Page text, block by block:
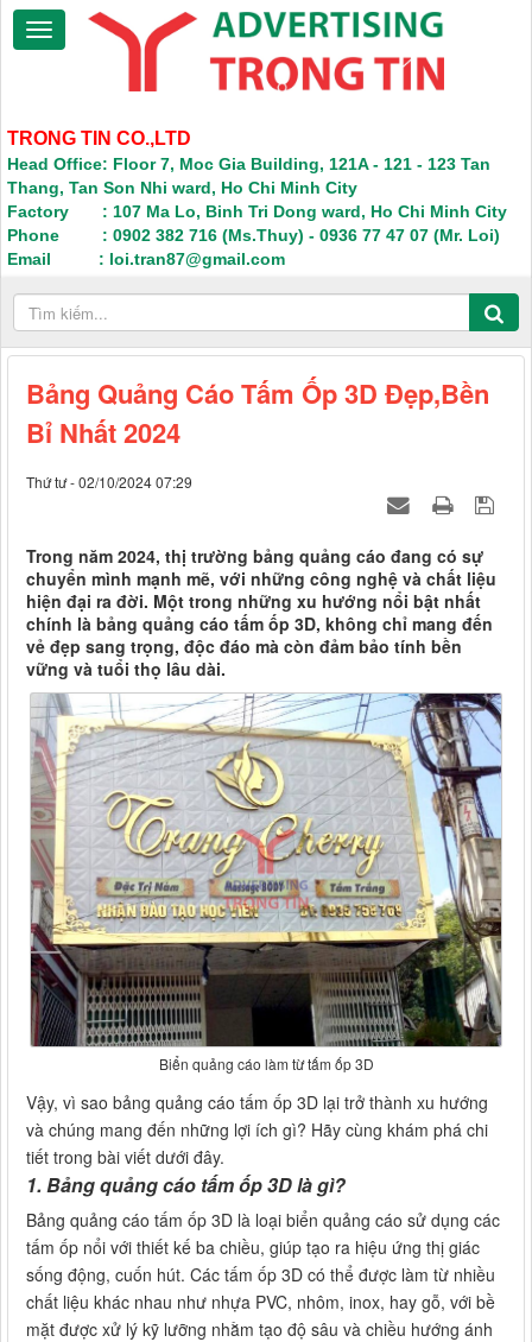
TRONG TIN CO.,LTD
Head Office: Floor 7, Moc Gia Building, 121A - 121 - 123 Tan
Thang, Tan Son Nhi ward, Ho Chi Minh City
Factory : 107 Ma Lo, Binh Tri Dong ward, Ho Chi Minh City
Phone : 0902 382 716 (Ms.Thuy) - 0936 77 47 07 (Mr. Loi)
Email : loi.tran87@gmail.com
Bảng Quảng Cáo Tấm Ốp 3D Đẹp,Bền
Bỉ Nhất 2024
Thứ tư - 02/10/2024 07:29
Trong năm 2024, thị trường bảng quảng cáo đang có sự
chuyển mình mạnh mẽ, với những công nghệ và chất liệu
hiện đại ra đời. Một trong những xu hướng nổi bật nhất
chính là bảng quảng cáo tấm ốp 3D, không chỉ mang đến
vẻ đẹp sang trọng, độc đáo mà còn đảm bảo tính bền
vững và tuổi thọ lâu dài.
Biển quảng cáo làm từ tấm ốp 3D
Vậy, vì sao bảng quảng cáo tấm ốp 3D lại trở thành xu hướng
và chúng mang đến những lợi ích gì? Hãy cùng khám phá chi
tiết trong bài viết dưới đây.
1. Bảng quảng cáo tấm ốp 3D là gì?
Bảng quảng cáo tấm ốp 3D là loại biển quảng cáo sử dụng các
tấm ốp nổi với thiết kế ba chiều, giúp tạo ra hiệu ứng thị giác
sống động, cuốn hút. Các tấm ốp 3D có thể được làm từ nhiều
chất liệu khác nhau như nhựa PVC, nhôm, inox, hay gỗ, với bề
mặt được xử lý kỹ lưỡng nhằm tạo độ sâu và chiều hướng ánh